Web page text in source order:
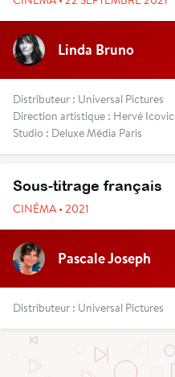
Linda Bruno
Distributeur : Universal Pictures
Direction artistique : Hervé Icovic
Studio : Deluxe Média Paris
Sous-titrage français
CINÉMA • 2021
Pascale Joseph
Distributeur : Universal Pictures